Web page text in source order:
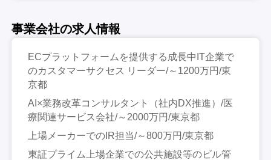
事業会社の求人情報
ECプラットフォームを提供する成長中IT企業で
のカスタマーサクセス リーダー/～1200万円/東
京都
AI×業務改革コンサルタント（社内DX推進）/医
療関連サービス会社/～2000万円/東京都
上場メーカーでのIR担当/～800万円/東京都
東証プライム上場企業での公共施設等のビル管